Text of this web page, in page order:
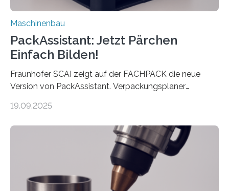
Maschinenbau
PackAssistant: Jetzt Pärchen
Einfach Bilden!
Fraunhofer SCAI zeigt auf der FACHPACK die neue
Version von PackAssistant. Verpackungsplaner
Automobil, Maschinenbau und in der Zulieferindustrie.
Teile als eine Einheit verpacken. Die Anordnung kann
der Benutzer vorgeben und erhält so mehr Kontrolle
über die Positionierung der Bauteile. Die ebenfalls neue
Automatisierungsschnittstelle dient dazu, die Software
besser in spezifische Unternehmensprozesse
19.09.2025